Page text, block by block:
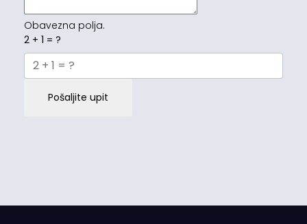
Obavezna polja.
2 + 1 = ?
Pošaljite upit